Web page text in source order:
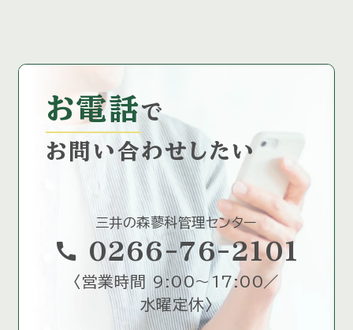
お電話で
お問い合わせしたい
三井の森蓼科管理センター
call 0266-76-2101
〈 営業時間 9:00～17:00／
水曜定休〉